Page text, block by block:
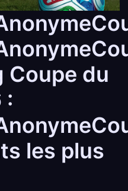
Coupe du
:
les plus